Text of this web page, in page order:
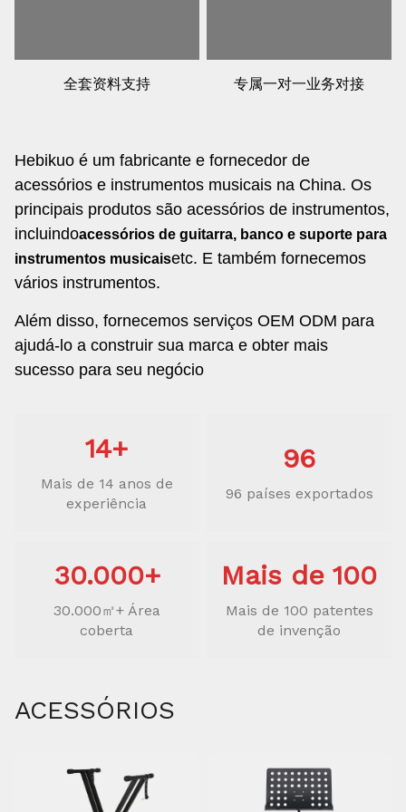
全套资料支持 专属一对一业务对接
Hebikuo é um fabricante e fornecedor de
acessórios e instrumentos musicais na China. Os
principais produtos são acessórios de instrumentos,
incluindoacessórios de guitarra, banco e suporte para
instrumentos musicaisetc. E também fornecemos
vários instrumentos.
Além disso, fornecemos serviços OEM ODM para
ajudá-lo a construir sua marca e obter mais
sucesso para seu negócio
14+
Mais de 14 anos de
experiência
96
96 países exportados
30.000+
30.000㎡+ Área
coberta
Mais de 100
Mais de 100 patentes
de invenção
ACESSÓRIOS